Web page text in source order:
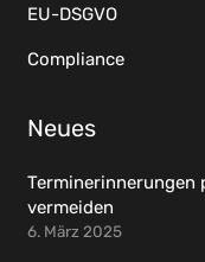
EU-DSGVO
Compliance
Neues
Terminerinnerungen
vermeiden
6. März 2025